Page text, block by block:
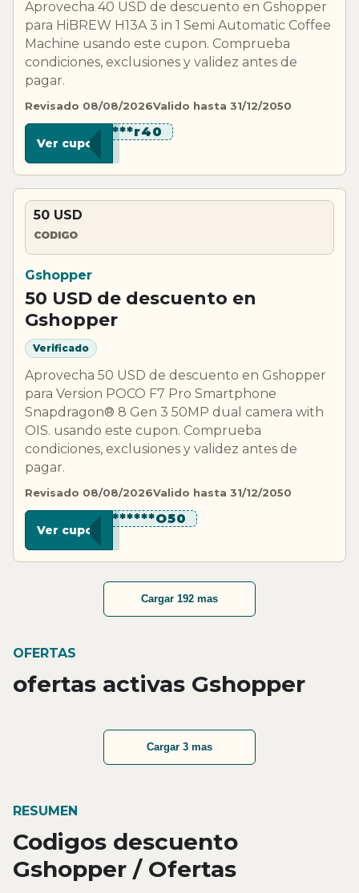
Aprovecha 40 USD de descuento en Gshopper
para HiBREW H13A 3 in 1 Semi Automatic Coffee
Machine usando este cupon. Comprueba
condiciones, exclusiones y validez antes de
pagar.
Revisado 08/08/2026Valido hasta 31/12/2050
*******r40
Ver cupon
50 USD
CODIGO
Gshopper
50 USD de descuento en
Gshopper
Verificado
Aprovecha 50 USD de descuento en Gshopper
para Version POCO F7 Pro Smartphone
Snapdragon® 8 Gen 3 50MP dual camera with
OIS. usando este cupon. Comprueba
condiciones, exclusiones y validez antes de
pagar.
Revisado 08/08/2026Valido hasta 31/12/2050
**********O50
Ver cupon
Cargar 192 mas
OFERTAS
ofertas activas Gshopper
Cargar 3 mas
RESUMEN
Codigos descuento
Gshopper / Ofertas